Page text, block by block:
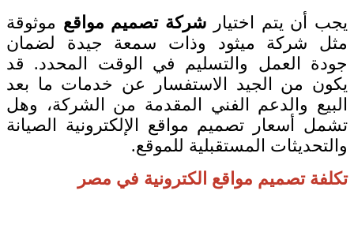
يجب أن يتم اختيار شركة تصميم مواقع موثوقة
مثل شركة ميثود وذات سمعة جيدة لضمان
جودة العمل والتسليم في الوقت المحدد. قد
يكون من الجيد الاستفسار عن خدمات ما بعد
البيع والدعم الفني المقدمة من الشركة، وهل
تشمل أسعار تصميم مواقع الإلكترونية الصيانة
والتحديثات المستقبلية للموقع.
تكلفة تصميم مواقع الكترونية في مصر